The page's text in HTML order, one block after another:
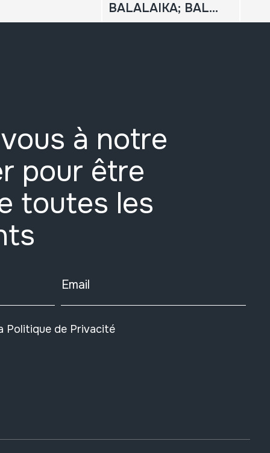
BALALAIKA; BALALAICA
à notre
pour être
toutes les
Email
Politique de Privacité